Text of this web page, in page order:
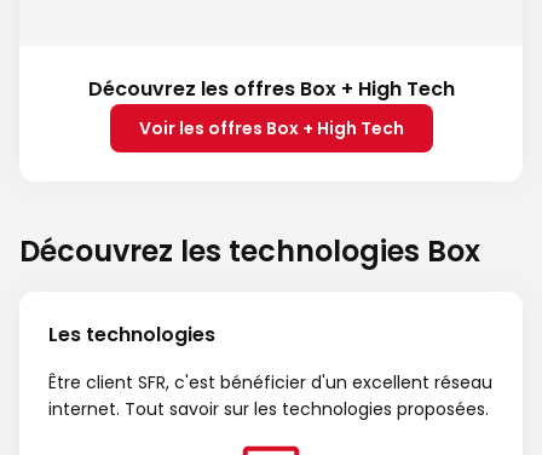
Découvrez les offres Box + High Tech
Voir les offres Box + High Tech
Découvrez les technologies Box
Les technologies
Être client SFR, c'est bénéficier d'un excellent réseau
internet. Tout savoir sur les technologies proposées.